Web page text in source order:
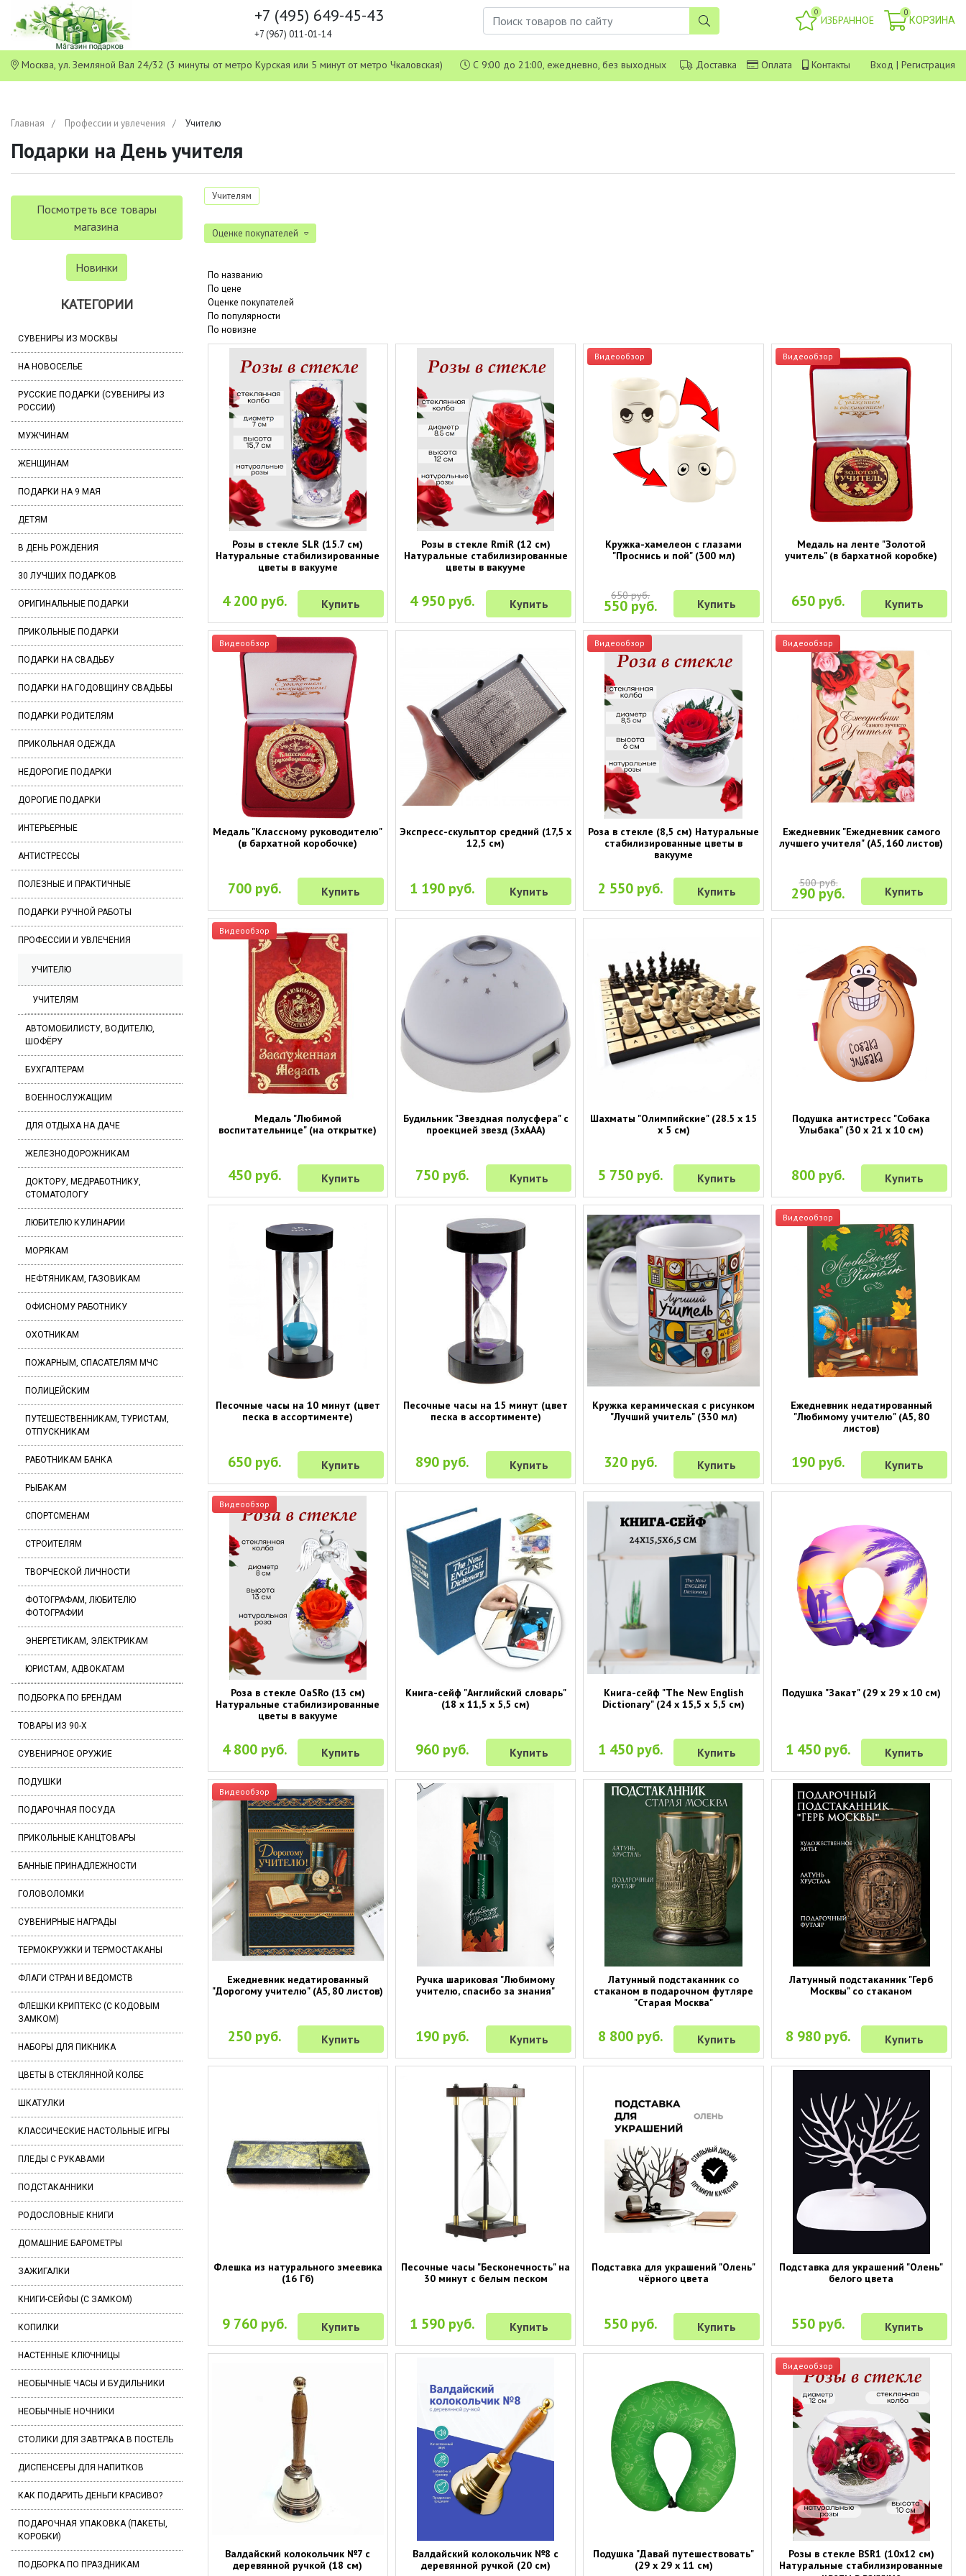
+7 (495) 649-45-43
+7 (967) 011-01-14
0
ИЗБРАННОЕ
0
КОРЗИНА
Москва, ул. Земляной Вал 24/32 (3 минуты от метро Курская или 5 минут от метро Чкаловская) С 9:00 до 21:00, ежедневно, без выходных Доставка Оплата Контакты Вход | Регистрация
Главная Профессии и увлечения Учителю
Подарки на День учителя
Посмотреть все товары
магазина
Новинки
КАТЕГОРИИ
СУВЕНИРЫ ИЗ МОСКВЫ
НА НОВОСЕЛЬЕ
РУССКИЕ ПОДАРКИ (СУВЕНИРЫ ИЗ
РОССИИ)
МУЖЧИНАМ
ЖЕНЩИНАМ
ПОДАРКИ НА 9 МАЯ
ДЕТЯМ
В ДЕНЬ РОЖДЕНИЯ
30 ЛУЧШИХ ПОДАРКОВ
ОРИГИНАЛЬНЫЕ ПОДАРКИ
ПРИКОЛЬНЫЕ ПОДАРКИ
ПОДАРКИ НА СВАДЬБУ
ПОДАРКИ НА ГОДОВЩИНУ СВАДЬБЫ
ПОДАРКИ РОДИТЕЛЯМ
ПРИКОЛЬНАЯ ОДЕЖДА
НЕДОРОГИЕ ПОДАРКИ
ДОРОГИЕ ПОДАРКИ
ИНТЕРЬЕРНЫЕ
АНТИСТРЕССЫ
ПОЛЕЗНЫЕ И ПРАКТИЧНЫЕ
ПОДАРКИ РУЧНОЙ РАБОТЫ
ПРОФЕССИИ И УВЛЕЧЕНИЯ
УЧИТЕЛЮ
УЧИТЕЛЯМ
АВТОМОБИЛИСТУ, ВОДИТЕЛЮ,
ШОФЁРУ
БУХГАЛТЕРАМ
ВОЕННОСЛУЖАЩИМ
ДЛЯ ОТДЫХА НА ДАЧЕ
ЖЕЛЕЗНОДОРОЖНИКАМ
ДОКТОРУ, МЕДРАБОТНИКУ,
СТОМАТОЛОГУ
ЛЮБИТЕЛЮ КУЛИНАРИИ
МОРЯКАМ
НЕФТЯНИКАМ, ГАЗОВИКАМ
ОФИСНОМУ РАБОТНИКУ
ОХОТНИКАМ
ПОЖАРНЫМ, СПАСАТЕЛЯМ МЧС
ПОЛИЦЕЙСКИМ
ПУТЕШЕСТВЕННИКАМ, ТУРИСТАМ,
ОТПУСКНИКАМ
РАБОТНИКАМ БАНКА
РЫБАКАМ
СПОРТСМЕНАМ
СТРОИТЕЛЯМ
ТВОРЧЕСКОЙ ЛИЧНОСТИ
ФОТОГРАФАМ, ЛЮБИТЕЛЮ
ФОТОГРАФИИ
ЭНЕРГЕТИКАМ, ЭЛЕКТРИКАМ
ЮРИСТАМ, АДВОКАТАМ
ПОДБОРКА ПО БРЕНДАМ
ТОВАРЫ ИЗ 90-Х
СУВЕНИРНОЕ ОРУЖИЕ
ПОДУШКИ
ПОДАРОЧНАЯ ПОСУДА
ПРИКОЛЬНЫЕ КАНЦТОВАРЫ
БАННЫЕ ПРИНАДЛЕЖНОСТИ
ГОЛОВОЛОМКИ
СУВЕНИРНЫЕ НАГРАДЫ
ТЕРМОКРУЖКИ И ТЕРМОСТАКАНЫ
ФЛАГИ СТРАН И ВЕДОМСТВ
ФЛЕШКИ КРИПТЕКС (С КОДОВЫМ
ЗАМКОМ)
НАБОРЫ ДЛЯ ПИКНИКА
ЦВЕТЫ В СТЕКЛЯННОЙ КОЛБЕ
ШКАТУЛКИ
КЛАССИЧЕСКИЕ НАСТОЛЬНЫЕ ИГРЫ
ПЛЕДЫ С РУКАВАМИ
ПОДСТАКАННИКИ
РОДОСЛОВНЫЕ КНИГИ
ДОМАШНИЕ БАРОМЕТРЫ
ЗАЖИГАЛКИ
КНИГИ-СЕЙФЫ (С ЗАМКОМ)
КОПИЛКИ
НАСТЕННЫЕ КЛЮЧНИЦЫ
НЕОБЫЧНЫЕ ЧАСЫ И БУДИЛЬНИКИ
НЕОБЫЧНЫЕ НОЧНИКИ
СТОЛИКИ ДЛЯ ЗАВТРАКА В ПОСТЕЛЬ
ДИСПЕНСЕРЫ ДЛЯ НАПИТКОВ
КАК ПОДАРИТЬ ДЕНЬГИ КРАСИВО?
ПОДАРОЧНАЯ УПАКОВКА (ПАКЕТЫ,
КОРОБКИ)
ПОДБОРКА ПО ПРАЗДНИКАМ
Учителям
Оценке покупателей
По названию
По цене
Оценке покупателей
По популярности
По новизне
Розы в стекле SLR (15.7 см)
Натуральные стабилизированные
цветы в вакууме
4 200 руб. Купить
Розы в стекле RmiR (12 см)
Натуральные стабилизированные
цветы в вакууме
4 950 руб. Купить
Видеообзор
Кружка-хамелеон с глазами
"Проснись и пой" (300 мл)
650 руб.
550 руб. Купить
Видеообзор
Медаль на ленте "Золотой
учитель" (в бархатной коробке)
650 руб. Купить
Видеообзор
Медаль "Классному руководителю"
(в бархатной коробочке)
700 руб. Купить
Экспресс-скульптор средний (17,5 х
12,5 см)
1 190 руб. Купить
Видеообзор
Роза в стекле (8,5 см) Натуральные
стабилизированные цветы в
вакууме
2 550 руб. Купить
Видеообзор
Ежедневник "Ежедневник самого
лучшего учителя" (А5, 160 листов)
500 руб.
290 руб. Купить
Видеообзор
Медаль "Любимой
воспитательнице" (на открытке)
450 руб. Купить
Будильник "Звездная полусфера" с
проекцией звезд (3хААА)
750 руб. Купить
Шахматы "Олимпийские" (28.5 х 15
х 5 см)
5 750 руб. Купить
Подушка антистресс "Собака
Улыбака" (30 х 21 х 10 см)
800 руб. Купить
Песочные часы на 10 минут (цвет
песка в ассортименте)
650 руб. Купить
Песочные часы на 15 минут (цвет
песка в ассортименте)
890 руб. Купить
Кружка керамическая с рисунком
"Лучший учитель" (330 мл)
320 руб. Купить
Видеообзор
Ежедневник недатированный
"Любимому учителю" (А5, 80
листов)
190 руб. Купить
Видеообзор
Роза в стекле OaSRo (13 см)
Натуральные стабилизированные
цветы в вакууме
4 800 руб. Купить
Книга-сейф "Английский словарь"
(18 х 11,5 х 5,5 см)
960 руб. Купить
Книга-сейф "The New English
Dictionary" (24 х 15,5 х 5,5 см)
1 450 руб. Купить
Подушка "Закат" (29 х 29 х 10 см)
1 450 руб. Купить
Видеообзор
Ежедневник недатированный
"Дорогому учителю" (А5, 80 листов)
250 руб. Купить
Ручка шариковая "Любимому
учителю, спасибо за знания"
190 руб. Купить
Латунный подстаканник со
стаканом в подарочном футляре
"Старая Москва"
8 800 руб. Купить
Латунный подстаканник "Герб
Москвы" со стаканом
8 980 руб. Купить
Флешка из натурального змеевика
(16 Гб)
9 760 руб. Купить
Песочные часы "Бесконечность" на
30 минут с белым песком
1 590 руб. Купить
Подставка для украшений "Олень"
чёрного цвета
550 руб. Купить
Подставка для украшений "Олень"
белого цвета
550 руб. Купить
Валдайский колокольчик №7 с
деревянной ручкой (18 см)
Валдайский колокольчик №8 с
деревянной ручкой (20 см)
Подушка "Давай путешествовать"
(29 х 29 х 11 см)
Видеообзор
Розы в стекле BSR1 (10х12 см)
Натуральные стабилизированные